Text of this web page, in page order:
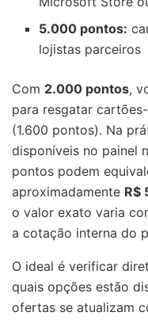
5.000 pontos:
lojistas parceiros
Com 2.000 pontos,
para resgatar
(1.600 pontos). Na
disponíveis no painel
pontos podem
aproximadamente R$
o valor exato varia
a cotação interna do
O ideal é verificar
quais opções estão
ofertas se atualizam